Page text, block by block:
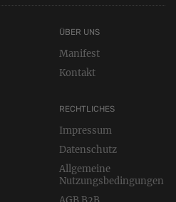
RECHTLICHES
Impressum
Datenschutz
Allgemeine
Nutzungsbedingungen
ÜBER UNS
Manifest
Kontakt